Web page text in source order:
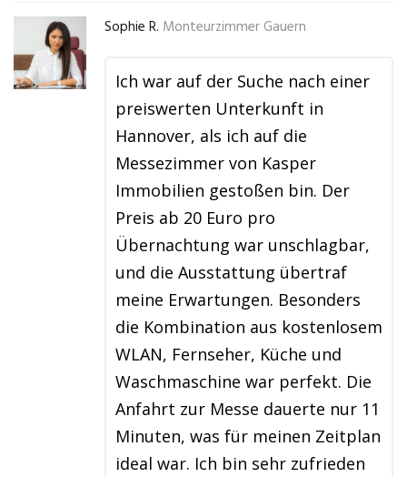
Sophie R. Monteurzimmer Gauern
Ich war auf der Suche nach einer
preiswerten Unterkunft in
Hannover, als ich auf die
Messezimmer von Kasper
Immobilien gestoßen bin. Der
Preis ab 20 Euro pro
Übernachtung war unschlagbar,
und die Ausstattung übertraf
meine Erwartungen. Besonders
die Kombination aus kostenlosem
WLAN, Fernseher, Küche und
Waschmaschine war perfekt. Die
Anfahrt zur Messe dauerte nur 11
Minuten, was für meinen Zeitplan
ideal war. Ich bin sehr zufrieden